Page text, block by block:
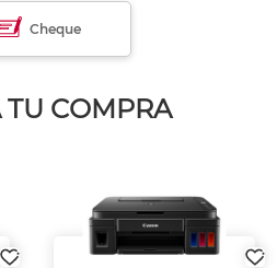
Cheque
COMPRA